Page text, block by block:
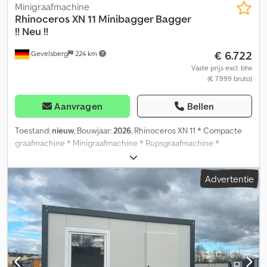
Gevelsberg 224 km
Minigraafmachine
Rhinoceros XN 11 Minibagger Bagger
!! Neu !!
€ 6.722
Vaste prijs excl. btw
(€ 7.999 bruto)
Aanvragen Bellen
Toestand: nieuw, Bouwjaar: 2026, Rhinoceros XN 11 * Compacte
graafmachine * Minigraafmachine * Rupsgraafmachine *
Kettinggraafmachine * Bouwjaar: 2026 * Bedrijfsuren: 0 *
Afmetingen (LxBxH): 2900mm x 930mm x 2500mm *
Totaalgewicht: 1100kg * Eigen gewicht: 1020kg * Vermogen: 9kW /
12pk * 5 km/u * Inhoud bak: 0,025m³ * Rubberen rupsen * 360
graden rotatie * Diesel * Rops-beugel * Dozerblad * Grondbak *
Hammeraansluiting * 3e hydraulische functie LET OP!!!!! ZEKER
LEZEN!!!! Wij behouden ons uitdrukkelijk het recht voor om
tussentijds te verkopen, omdat wij dit artikel ook op andere
platforms aanbieden. Wij raden een bezichtiging en inspectie ten
Advertentie